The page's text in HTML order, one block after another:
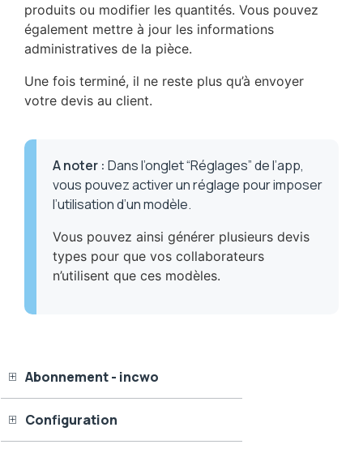
Abonnement - incwo
Configuration
produits ou modifier les quantités. Vous pouvez
également mettre à jour les informations
administratives de la pièce.
Une fois terminé, il ne reste plus qu’à envoyer
votre devis au client.
A noter : Dans l’onglet “Réglages” de l’app,
vous pouvez activer un réglage pour imposer
l’utilisation d’un modèle.
Vous pouvez ainsi générer plusieurs devis
types pour que vos collaborateurs
n’utilisent que ces modèles.